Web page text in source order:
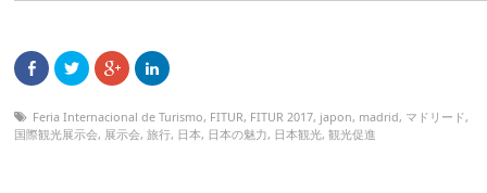
Feria Internacional de Turismo, FITUR, FITUR 2017, japon, madrid, マドリード,
国際観光展示会, 展示会,旅行, 日本, 日本の魅力, 日本観光,観光促進